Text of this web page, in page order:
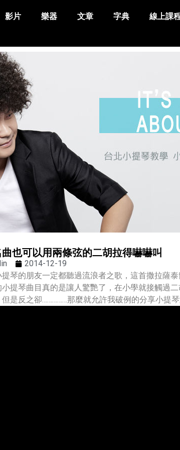
影片 樂器 文章 字典 線上課
也可以用兩條弦的二胡拉得嚇嚇叫
2014-12-19
提琴的朋友一定都聽過流浪者之歌，這首撒拉薩
提琴曲目真的是讓人驚艷了，在小學就接觸過
是反之卻……………那麼就允許我破例的分享小提